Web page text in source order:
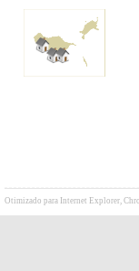
Otimizado para Internet Explorer,